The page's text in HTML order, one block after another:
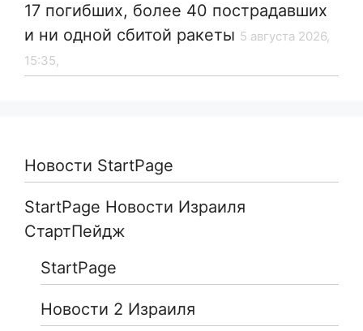
17 погибших, более 40 пострадавших
и ни одной сбитой ракеты 5 августа 2026,
15:35,
Новости StartPage
StartPage Новости Израиля
СтартПейдж
StartPage
Новости 2 Израиля